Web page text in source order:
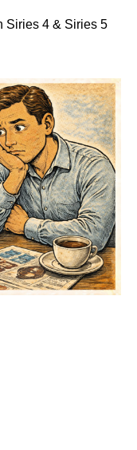
Siries 4 & Siries 5